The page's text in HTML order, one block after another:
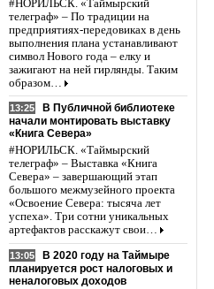
#НОРИЛЬСК. «Таймырский
телеграф» – По традиции на
предприятиях-передовиках в день
выполнения плана устанавливают
символ Нового года – елку и
зажигают на ней гирлянды. Таким
образом…
13:25
В Публичной библиотеке
начали монтировать выставку
«Книга Севера»
#НОРИЛЬСК. «Таймырский
телеграф» – Выставка «Книга
Севера» – завершающий этап
большого межмузейного проекта
«Освоение Севера: тысяча лет
успеха». Три сотни уникальных
артефактов расскажут свои…
13:05
В 2020 году на Таймыре
планируется рост налоговых и
неналоговых доходов